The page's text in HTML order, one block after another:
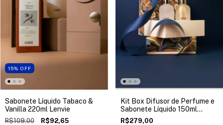
15% OFF
Sabonete Líquido Tabaco &
Vanilla 220ml Lenvie
R$109,00 R$92,65
Kit Box Difusor de Perfume e
Sabonete Líquido 150ml
Lenvie
R$279,00